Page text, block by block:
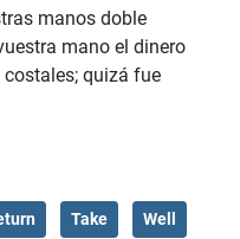
manos doble
mano el dinero
quizá fue
Take Well